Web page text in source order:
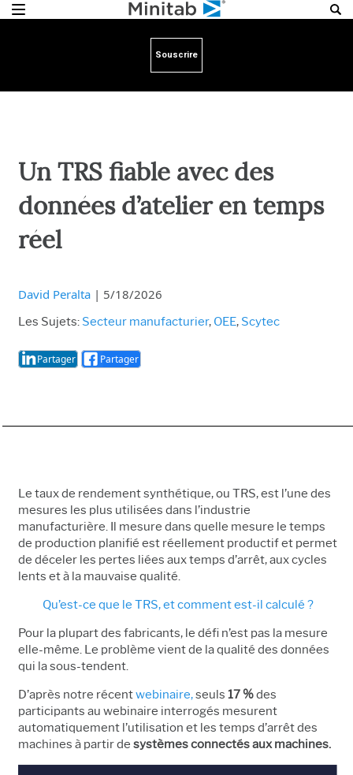
Souscrire
Un TRS fiable avec des
données d’atelier en temps
réel
David Peralta | 5/18/2026
Les Sujets: Secteur manufacturier, OEE, Scytec
Partager Partager
Le taux de rendement synthétique, ou TRS,est l’une des
mesures les plus utilisées dans l’industrie
manufacturière. Il mesure dans quelle mesure le temps
de production planifié est réellement productif et permet
de déceler les pertes liées aux temps d’arrêt, aux cycles
lents et à la mauvaise qualité.
Qu’est-ce que le TRS, et comment est-il calculé ?
Pour la plupart des fabricants, le défi n’est pas la mesure
elle-même. Le problème vient de la qualité des données
qui la sous-tendent.
D’après notre récentwebinaire,seuls 17 %des
participants au webinaire interrogés mesurent
automatiquement l’utilisation et les temps d’arrêt des
machines à partir de systèmes connectés aux machines.